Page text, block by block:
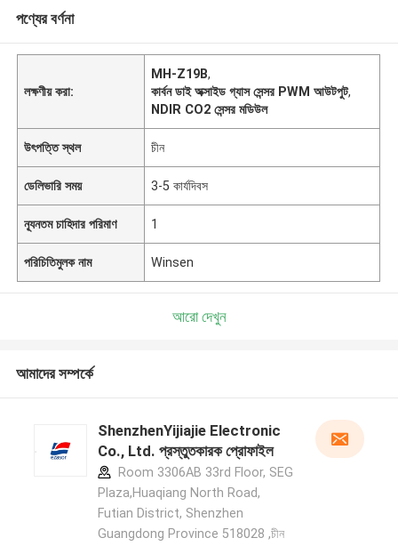
পণ্যের বর্ণনা
লক্ষণীয় করা:
MH-Z19B,
কার্বন ডাই অক্সাইড গ্যাস সেন্সর PWM আউটপুট,
NDIR CO2 সেন্সর মডিউল
উৎপত্তি স্থল চীন
ডেলিভারি সময় 3-5 কার্যদিবস
ন্যূনতম চাহিদার পরিমাণ 1
পরিচিতিমুলক নাম Winsen
আরো দেখুন
আমাদের সম্পর্কে
ShenzhenYijiajie Electronic
Co., Ltd. প্রস্তুতকারক প্রোফাইল
Room 3306AB 33rd Floor, SEG
Plaza,Huaqiang North Road,
Futian District, Shenzhen
Guangdong Province 518028 ,চীন